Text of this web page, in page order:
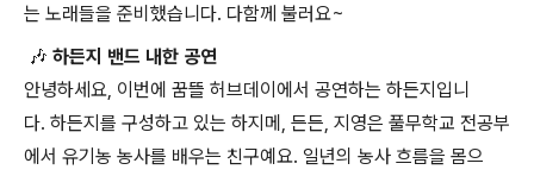
는 노래들을 준비했습니다. 다함께 불러요~
🎶 하든지 밴드 내한 공연
안녕하세요, 이번에 꿈뜰 허브데이에서 공연하는 하든지입니
다. 하든지를 구성하고 있는 하지메, 든든, 지영은 풀무학교 전공부
에서 유기농 농사를 배우는 친구예요. 일년의 농사 흐름을 몸으